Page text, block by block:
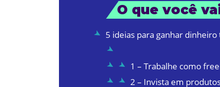
O que você
5 ideias para ganhar
1 – Trabalhe como
2 – Invista em